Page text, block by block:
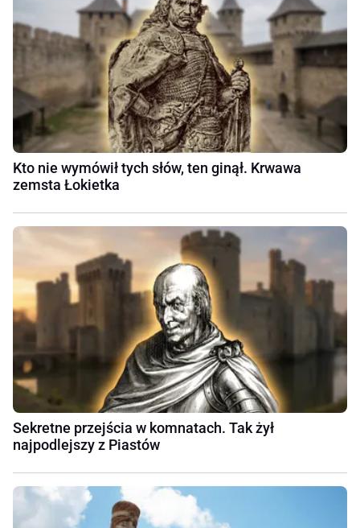
Kto nie wymówił tych słów, ten ginął. Krwawa
zemsta Łokietka
Sekretne przejścia w komnatach. Tak żył
najpodlejszy z Piastów